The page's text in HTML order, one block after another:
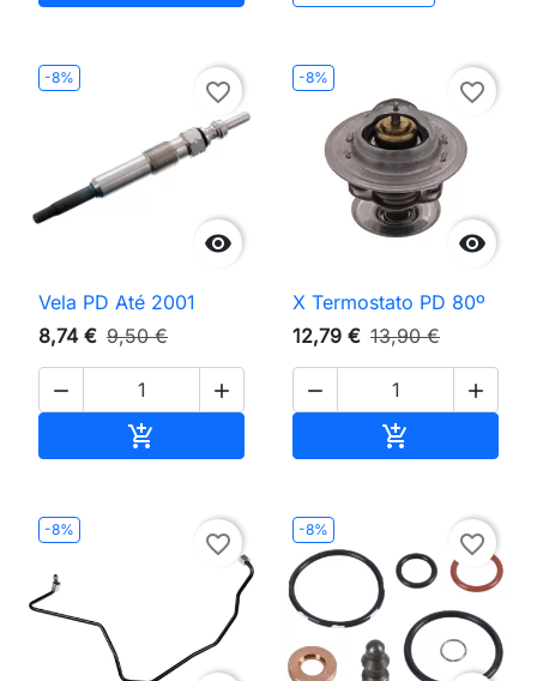
-8%

favorite_border
Vela PD Até 2001
8,74 € 9,50 €
 

-8%

favorite_border
X Termostato PD 80º
12,79 € 13,90 €
 

-8%
favorite_border
-8%
favorite_border